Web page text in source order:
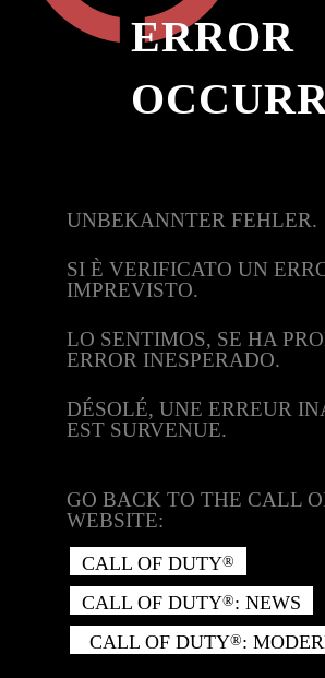
ERROR
UNBEKANNTER FEHLER.
SI È VERIFICATO UN
IMPREVISTO.
LO SENTIMOS, SE HA
ERROR INESPERADO.
DÉSOLÉ, UNE ERREUR
EST SURVENUE.
GO BACK TO THE CALL
WEBSITE:
CALL OF DUTY®
CALL OF DUTY®: NEWS
CALL OF DUTY®: